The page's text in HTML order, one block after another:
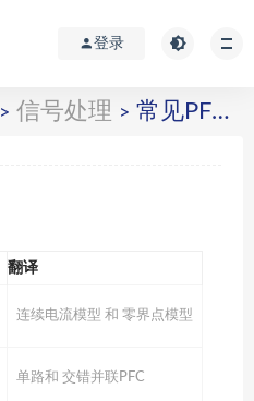
登录
> 信号处理 > 常见PFC电路及特点
翻译
连续电流模型 和 零界点模型
单路和 交错并联PFC